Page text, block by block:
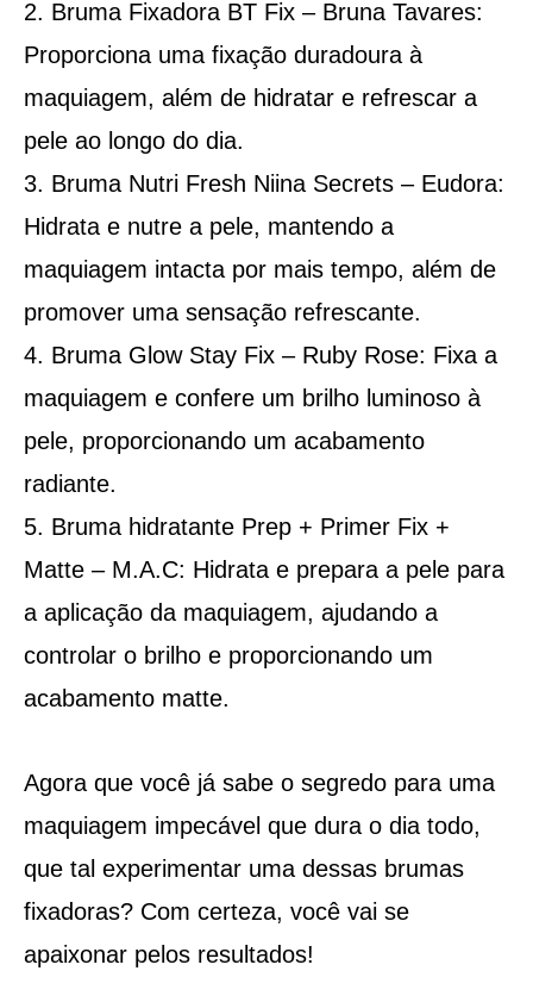
Bruma Fixadora BT Fix – Bruna Tavares:
Proporciona uma fixação duradoura à
maquiagem, além de hidratar e refrescar a
pele ao longo do dia.
Bruma Nutri Fresh Niina Secrets – Eudora:
Hidrata e nutre a pele, mantendo a
maquiagem intacta por mais tempo, além de
promover uma sensação refrescante.
Bruma Glow Stay Fix – Ruby Rose: Fixa a
maquiagem e confere um brilho luminoso à
pele, proporcionando um acabamento
radiante.
Bruma hidratante Prep + Primer Fix +
Matte – M.A.C: Hidrata e prepara a pele para
a aplicação da maquiagem, ajudando a
controlar o brilho e proporcionando um
acabamento matte.
Agora que você já sabe o segredo para uma
maquiagem impecável que dura o dia todo,
que tal experimentar uma dessas brumas
fixadoras? Com certeza, você vai se
apaixonar pelos resultados!